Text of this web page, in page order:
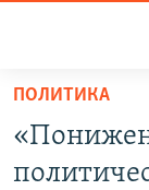
Вернуться
основному
содержанию
ПОЛИТИКА